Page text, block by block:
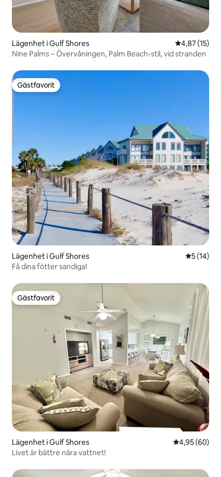
Lägenhet i Gulf Shores 4,87 av 5 i
4,87 (15)
Nine Palms – Övervåningen, Palm Beach-stil, vid stranden
Gästfavorit
Gästfavorit
Lägenhet i Gulf Shores 5 av 5 i
5 (14)
Få dina fötter sandiga!
Gästfavorit
Gästfavorit
Lägenhet i Gulf Shores 4,95 av 5 i
4,95 (60)
Livet är bättre nära vattnet!